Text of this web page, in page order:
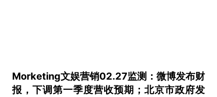
Morketing文娱营销02.27监测：微博发布财
报，下调第一季度营收预期；北京市政府发